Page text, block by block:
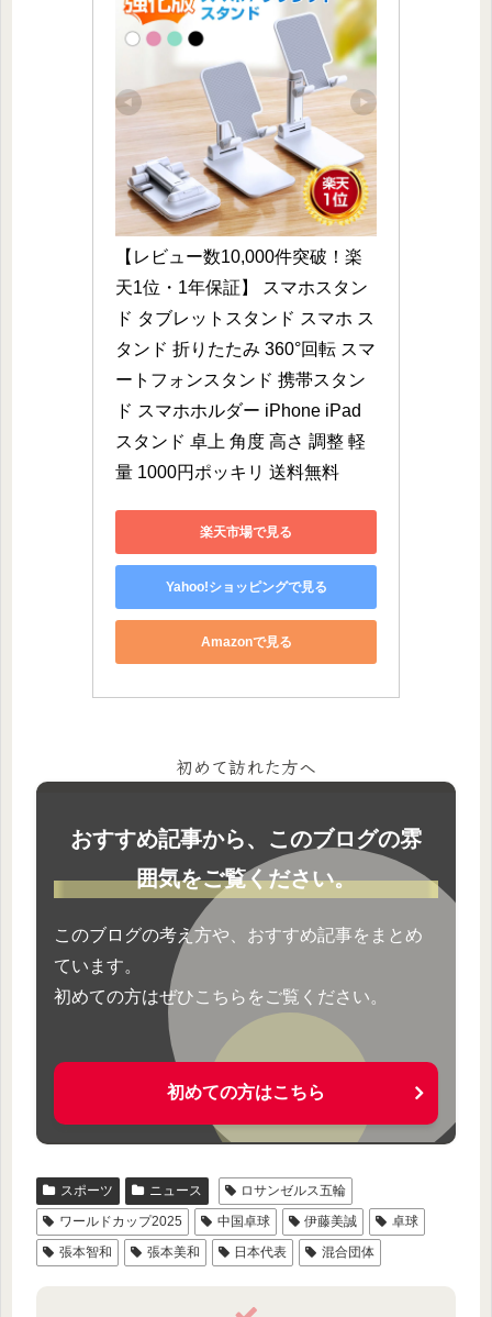
【レビュー数10,000件突破！楽
天1位・1年保証】 スマホスタン
ド タブレットスタンド スマホ ス
タンド 折りたたみ 360°回転 スマ
ートフォンスタンド 携帯スタン
ド スマホホルダー iPhone iPad
スタンド 卓上 角度 高さ 調整 軽
量 1000円ポッキリ 送料無料
楽天市場で見る
Yahoo!ショッピングで見る
Amazonで見る
初めて訪れた方へ
おすすめ記事から、このブログの雰
囲気をご覧ください。
このブログの考え方や、おすすめ記事をまとめ
ています。
初めての方はぜひこちらをご覧ください。
初めての方はこちら
スポーツ ニュース
ロサンゼルス五輪
ワールドカップ2025
中国卓球 伊藤美誠
卓球
張本智和
張本美和 日本代表 混合団体